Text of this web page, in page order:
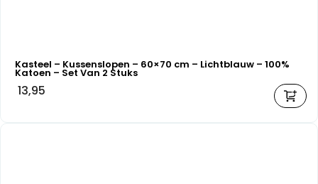
Kasteel – Kussenslopen – 60×70 cm – Lichtblauw – 100%
Katoen – Set Van 2 Stuks
13,95